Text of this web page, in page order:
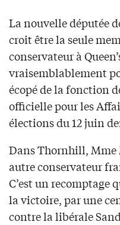
La nouvelle députée
croit être la seule
conservateur à
vraisemblablement
écopé de la fonction
officielle pour les
élections du 12 juin
Dans Thornhill, Mme
autre conservateur
C’est un recomptage
la victoire, par une
contre la libérale